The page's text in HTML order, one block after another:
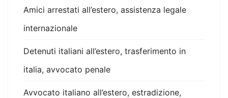
Amici arrestati all’estero, assistenza legale
internazionale
Detenuti italiani all’estero, trasferimento in
italia, avvocato penale
Avvocato italiano all’estero, estradizione,